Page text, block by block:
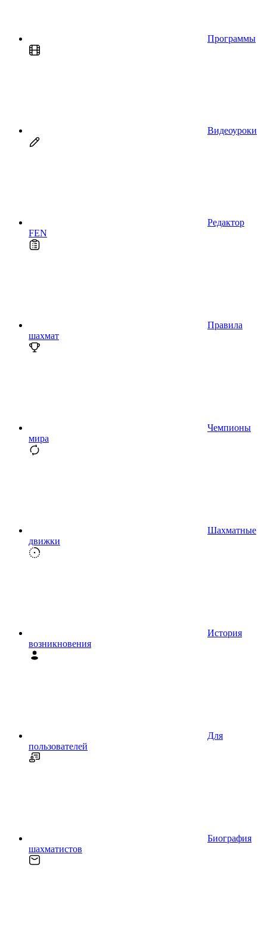
Программы
Видеоуроки
Редактор
FEN
Правила
шахмат
Чемпионы
мира
Шахматные
движки
История
возникновения
Для
пользователей
Биография
шахматистов